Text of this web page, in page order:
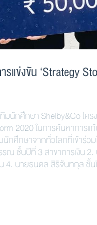
รแข่งขัน ‘Strategy
กศึกษา Shelby&Co โค
2020 ในการค้นหากา
กศึกษาจากทั่วโลกที่เข้าร่
ชั้นปีที่ 3 สาขาการเงิน
4. นายธนดล สิริจันทกุล ชั้